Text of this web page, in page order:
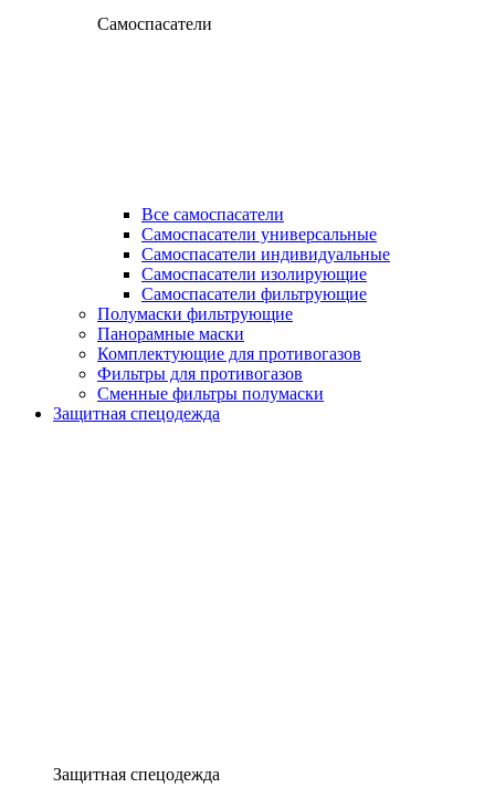
Самоспасатели
Все самоспасатели
Самоспасатели универсальные
Самоспасатели индивидуальные
Самоспасатели изолирующие
Самоспасатели фильтрующие
Полумаски фильтрующие
Панорамные маски
Комплектующие для противогазов
Фильтры для противогазов
Сменные фильтры полумаски
Защитная спецодежда
Защитная спецодежда